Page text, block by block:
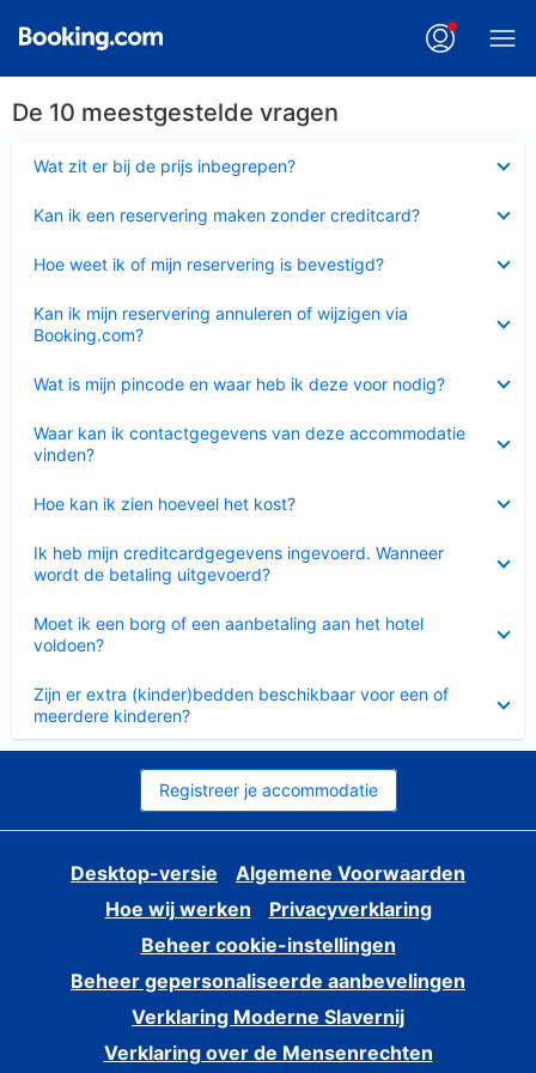
De 10 meestgestelde vragen
Wat zit er bij de prijs inbegrepen?
Kan ik een reservering maken zonder creditcard?
Hoe weet ik of mijn reservering is bevestigd?
Kan ik mijn reservering annuleren of wijzigen via
Booking.com?
Wat is mijn pincode en waar heb ik deze voor nodig?
Waar kan ik contactgegevens van deze accommodatie
vinden?
Hoe kan ik zien hoeveel het kost?
Ik heb mijn creditcardgegevens ingevoerd. Wanneer
wordt de betaling uitgevoerd?
Moet ik een borg of een aanbetaling aan het hotel
voldoen?
Zijn er extra (kinder)bedden beschikbaar voor een of
meerdere kinderen?
Registreer je accommodatie
Desktop-versie
Algemene Voorwaarden
Hoe wij werken
Privacyverklaring
Beheer cookie-instellingen
Beheer gepersonaliseerde aanbevelingen
Verklaring Moderne Slavernij
Verklaring over de Mensenrechten